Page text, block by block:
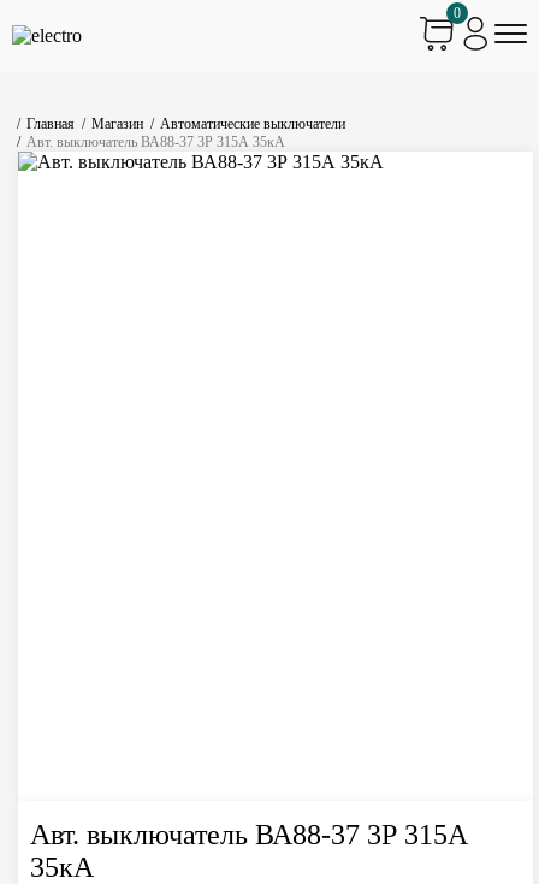
0
Главная Магазин
Автоматические выключатели
Авт. выключатель ВА88-37 3Р 315А 35кА
Авт. выключатель ВА88-37 3Р 315А
35кА